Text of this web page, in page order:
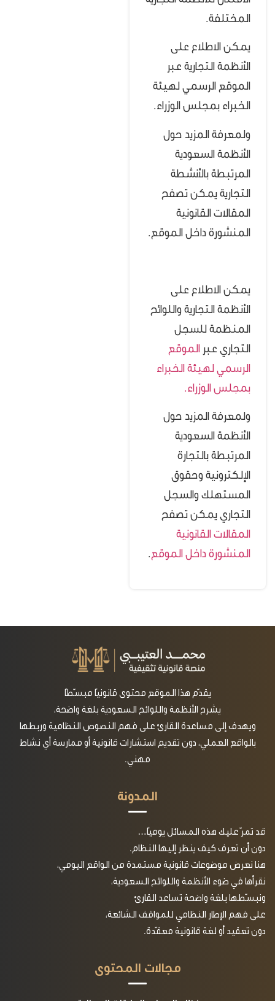
المختلفة.
يمكن الاطلاع على
الأنظمة التجارية عبر
الموقع الرسمي لهيئة
الخبراء بمجلس الوزراء.
ولمعرفة المزيد حول
الأنظمة السعودية
المرتبطة بالأنشطة
التجارية يمكن تصفح
المقالات القانونية
المنشورة داخل الموقع.
يمكن الاطلاع على
الأنظمة التجارية واللوائح
المنظمة للسجل
التجاري عبر الموقع
الرسمي لهيئة الخبراء
بمجلس الوزراء.
ولمعرفة المزيد حول
الأنظمة السعودية
المرتبطة بالتجارة
الإلكترونية وحقوق
المستهلك والسجل
التجاري يمكن تصفح
المقالات القانونية
المنشورة داخل الموقع.
يقدّم هذا الموقع محتوى قانونيًا مبسّطًا
يشرح الأنظمة واللوائح السعودية بلغة واضحة،
ويهدف إلى مساعدة القارئ على فهم النصوص النظامية وربطها
بالواقع العملي، دون تقديم استشارات قانونية أو ممارسة أي نشاط
مهني.
المدونة
قد تمرّ عليك هذه المسائل يوميًا…
دون أن تعرف كيف ينظر إليها النظام.
هنا نعرض موضوعات قانونية مستمدة من الواقع اليومي،
نقرأها في ضوء الأنظمة واللوائح السعودية،
ونبسّطها بلغة واضحة تساعد القارئ
على فهم الإطار النظامي للمواقف الشائعة،
دون تعقيد أو لغة قانونية معقّدة.
مجالات المحتوى